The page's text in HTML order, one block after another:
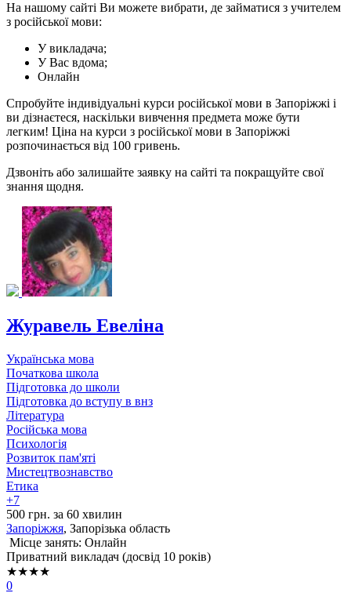
На нашому сайті Ви можете вибрати, де займатися з учителем
з російської мови:
У викладача;
У Вас вдома;
Онлайн
Спробуйте індивідуальні курси російської мови в Запоріжжі і
ви дізнаєтеся, наскільки вивчення предмета може бути
легким! Ціна на курси з російської мови в Запоріжжі
розпочинається від 100 гривень.
Дзвоніть або залишайте заявку на сайті та покращуйте свої
знання щодня.
Журавель Евеліна
Українська мова
Початкова школа
Підготовка до школи
Підготовка до вступу в внз
Література
Російська мова
Психологія
Розвиток пам'яті
Мистецтвознавство
Етика
+7
500 грн. за 60 хвилин
Запоріжжя, Запорізька область
Місце занять: Онлайн
Приватний викладач (досвід 10 років)
★★★★
0